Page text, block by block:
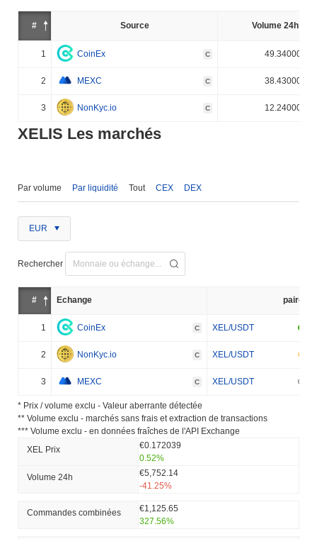
# Source Volume 24h (%)
1 CoinEx C 49.340000%
2 MEXC C 38.430000%
3 NonKyc.io C 12.240000%
XELIS Les marchés
Par volume Par liquidité Tout CEX DEX
EUR
Rechercher
# Échange paire
1 CoinEx C XEL/USDT
2 NonKyc.io C XEL/USDT
3 MEXC C XEL/USDT
* Prix ​​/ volume exclu - Valeur aberrante détectée
** Volume exclu - marchés sans frais et extraction de transactions
*** Volume exclu - en données fraîches de l'API Exchange
XEL Prix ​​
€0.172039
0.52%
Volume 24h
€5,752.14
-41.25%
Commandes combinées
€1,125.65
327.56%